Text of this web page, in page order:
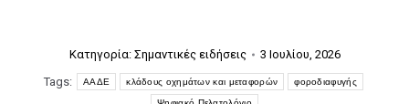
Κατηγορία: Σημαντικές ειδήσεις
3 Ιουλίου, 2026
Tags:
ΑΑΔΕ κλάδους οχημάτων και μεταφορών φοροδιαφυγής